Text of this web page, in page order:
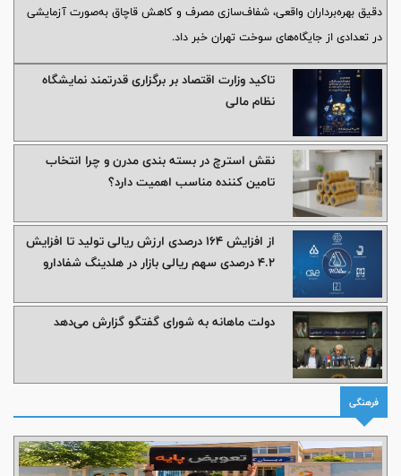
دقیق بهره‌برداران واقعی، شفاف‌سازی مصرف و کاهش قاچاق به‌صورت آزمایشی
در تعدادی از جایگاه‌های سوخت تهران خبر داد.
تاکید وزارت اقتصاد بر برگزاری قدرتمند نمایشگاه
نظام مالی
نقش استرچ در بسته‌ بندی مدرن و چرا انتخاب
تامین ‌کننده مناسب اهمیت دارد؟
از افزایش 164 درصدی ارزش ریالی تولید تا افزایش
4.2 درصدی سهم ریالی بازار در هلدینگ شفادارو
دولت ماهانه به شورای گفتگو گزارش می‌دهد
فرهنگی